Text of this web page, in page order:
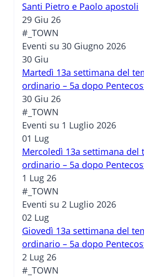
Santi Pietro e Paolo apostoli
29 Giu 26
#_TOWN
Eventi su 30 Giugno 2026
30 Giu
Martedì 13a settimana del
ordinario – 5a dopo
30 Giu 26
#_TOWN
Eventi su 1 Luglio 2026
01 Lug
Mercoledì 13a settimana del
ordinario – 5a dopo
1 Lug 26
#_TOWN
Eventi su 2 Luglio 2026
02 Lug
Giovedì 13a settimana del
ordinario – 5a dopo
2 Lug 26
#_TOWN